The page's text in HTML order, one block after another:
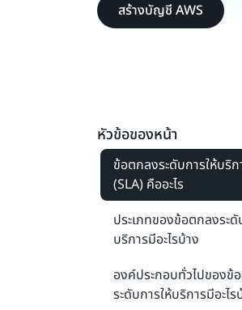
สร้างบัญชี AWS
หัวข้อของหน้า
ข้อตกลงระดับการให้บริก
(SLA) คืออะไร
ประเภทของข้อตกลงระดั
บริการมีอะไรบ้าง
องค์ประกอบทั่วไปของข้
ระดับการให้บริการมีอะไร